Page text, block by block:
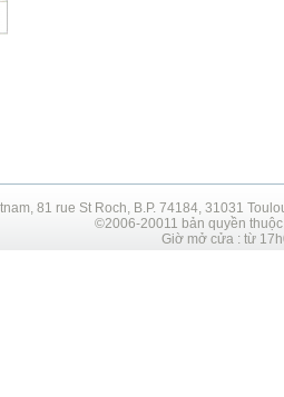
81 rue St Roch, B.P. 74184, 31031
©2006-20011 bản quyền
Giờ mở cửa : từ